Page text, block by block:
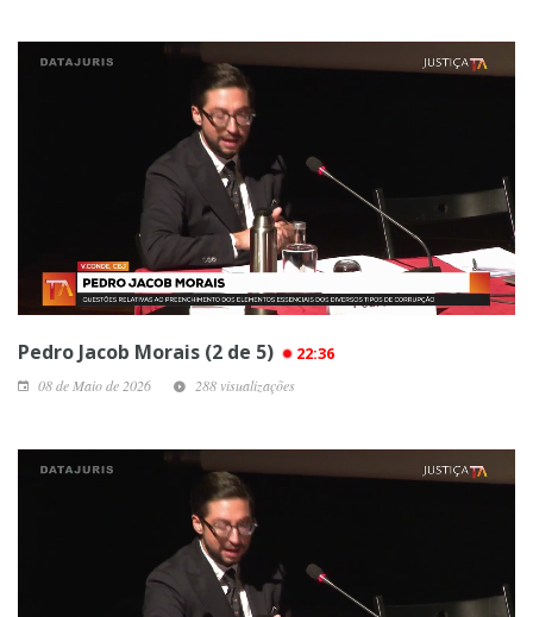
Pedro Jacob Morais (2 de 5) 22:36
08 de Maio de 2026 288 visualizações